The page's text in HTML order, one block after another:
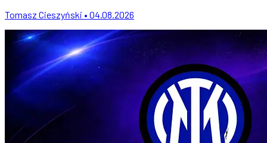
Tomasz Cieszyński • 04.08.2026